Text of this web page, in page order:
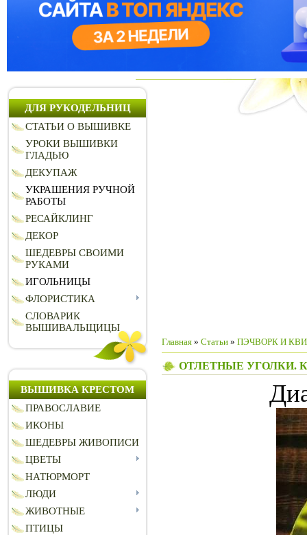
ДЛЯ РУКОДЕЛЬНИЦ
СТАТЬИ О ВЫШИВКЕ
УРОКИ ВЫШИВКИ
ГЛАДЬЮ
ДЕКУПАЖ
УКРАШЕНИЯ РУЧНОЙ
РАБОТЫ
РЕСАЙКЛИНГ
ДЕКОР
ШЕДЕВРЫ СВОИМИ
РУКАМИ
ИГОЛЬНИЦЫ
ФЛОРИСТИКА
СЛОВАРИК
ВЫШИВАЛЬЩИЦЫ
ВЫШИВКА КРЕСТОМ
ПРАВОСЛАВИЕ
ИКОНЫ
ШЕДЕВРЫ ЖИВОПИСИ
ЦВЕТЫ
НАТЮРМОРТ
ЛЮДИ
ЖИВОТНЫЕ
ПТИЦЫ
Главная » Статьи » ПЭЧВОРК И
ОТЛЕТНЫЕ УГОЛКИ.